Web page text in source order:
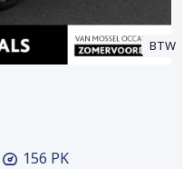
BTW
156 PK